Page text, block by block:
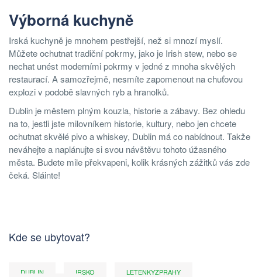
Výborná kuchyně
Irská kuchyně je mnohem pestřejší, než si mnozí myslí.
Můžete ochutnat tradiční pokrmy, jako je Irish stew, nebo se
nechat unést moderními pokrmy v jedné z mnoha skvělých
restaurací. A samozřejmě, nesmíte zapomenout na chuťovou
explozi v podobě slavných ryb a hranolků.
Dublin je městem plným kouzla, historie a zábavy. Bez ohledu
na to, jestli jste milovníkem historie, kultury, nebo jen chcete
ochutnat skvělé pivo a whiskey, Dublin má co nabídnout. Takže
neváhejte a naplánujte si svou návštěvu tohoto úžasného
města. Budete mile překvapeni, kolik krásných zážitků vás zde
čeká. Sláinte!
Kde se ubytovat?
DUBLIN IRSKO
LETENKYZPRAHY